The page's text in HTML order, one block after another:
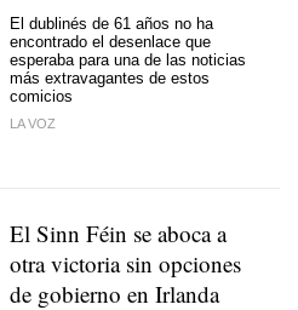
El dublinés de 61 años no ha
encontrado el desenlace que
esperaba para una de las noticias
más extravagantes de estos
comicios
LA VOZ
El Sinn Féin se aboca a
otra victoria sin opciones
de gobierno en Irlanda